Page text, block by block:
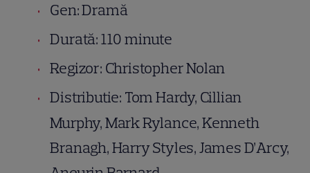
Gen: Dramă
Durată: 110 minute
Regizor: Christopher Nolan
Distributie: Tom Hardy, Cillian
Murphy, Mark Rylance, Kenneth
Branagh, Harry Styles, James D’Arcy,